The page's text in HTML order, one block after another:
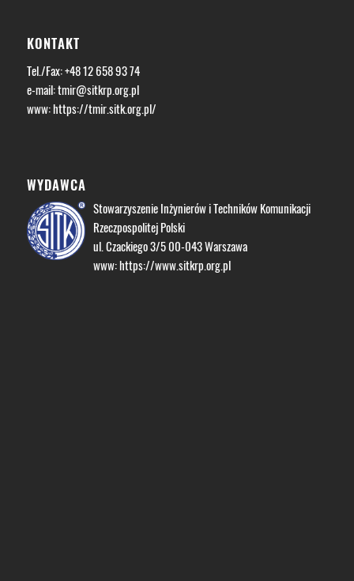
KONTAKT
Tel./Fax: +48 12 658 93 74
e-mail:tmir@sitkrp.org.pl
www:https://tmir.sitk.org.pl/
WYDAWCA
Stowarzyszenie Inżynierów i Techników Komunikacji
Rzeczpospolitej Polski
ul. Czackiego 3/5 00-043 Warszawa
www:https://www.sitkrp.org.pl